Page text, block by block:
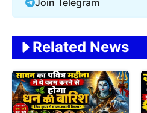
Related News